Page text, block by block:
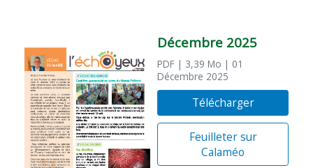
Décembre 2025
PDF | 3,39 Mo | 01
Décembre 2025
Télécharger
Feuilleter sur
Calaméo